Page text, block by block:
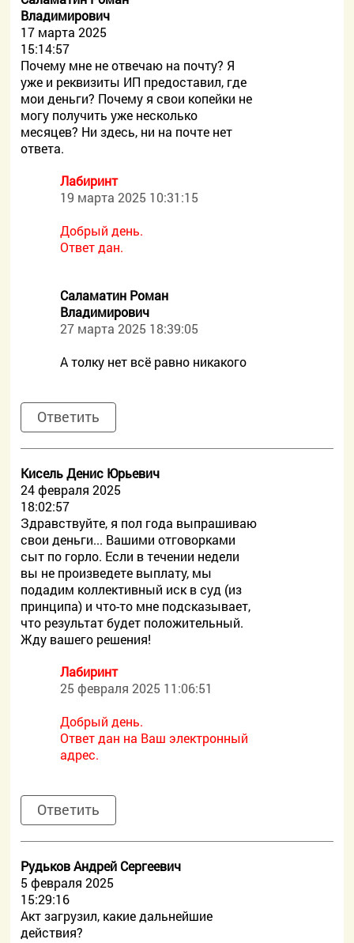
Владимирович
17 марта 2025
15:14:57
Почему мне не отвечаю на почту? Я
уже и реквизиты ИП предоставил, где
мои деньги? Почему я свои копейки не
могу получить уже несколько
месяцев? Ни здесь, ни на почте нет
ответа.
Лабиринт
19 марта 2025 10:31:15
Добрый день.
Ответ дан.
Саламатин Роман
Владимирович
27 марта 2025 18:39:05
А толку нет всё равно никакого
Ответить
Кисель Денис Юрьевич
24 февраля 2025
18:02:57
Здравствуйте, я пол года выпрашиваю
свои деньги... Вашими отговорками
сыт по горло. Если в течении недели
вы не произведете выплату, мы
подадим коллективный иск в суд (из
принципа) и что-то мне подсказывает,
что результат будет положительный.
Жду вашего решения!
Лабиринт
25 февраля 2025 11:06:51
Добрый день.
Ответ дан на Ваш электронный
адрес.
Ответить
Рудьков Андрей Сергеевич
5 февраля 2025
15:29:16
Акт загрузил, какие дальнейшие
действия?